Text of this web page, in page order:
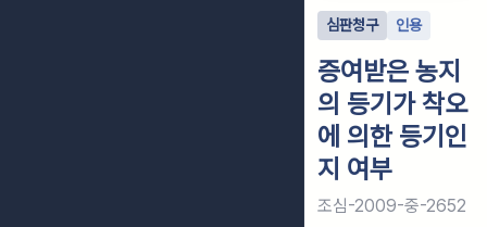
심판청구 인용
증여받은 농지
의 등기가 착오
에 의한 등기인
지 여부
조심-2009-중-2652